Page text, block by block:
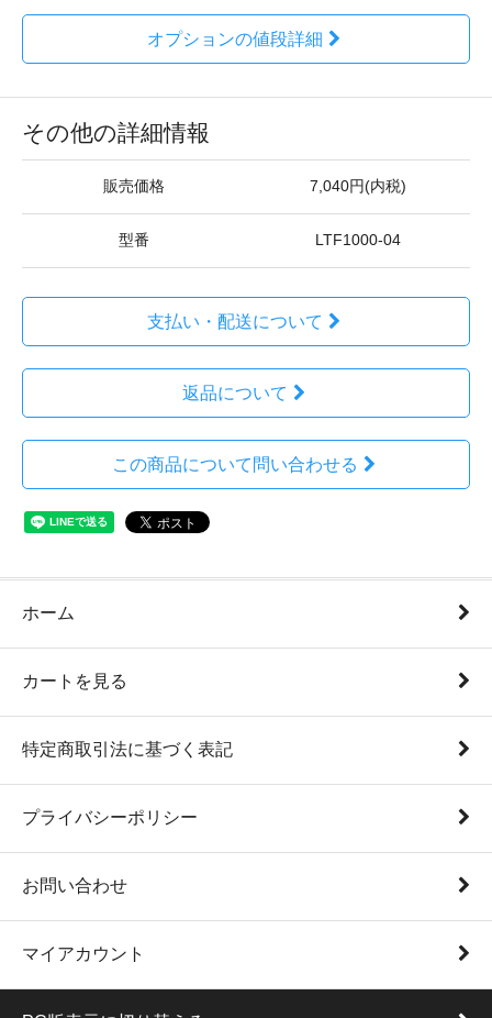
オプションの値段詳細
その他の詳細情報
販売価格 7,040円(内税)
型番 LTF1000-04
支払い・配送について
返品について
この商品について問い合わせる
ホーム
カートを見る
特定商取引法に基づく表記
プライバシーポリシー
お問い合わせ
マイアカウント